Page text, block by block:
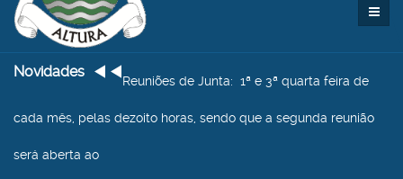
Novidades
Reuniões de Junta: 1ª e 3ª quarta feira de
cada mês, pelas dezoito horas, sendo que a segunda reunião
será aberta ao